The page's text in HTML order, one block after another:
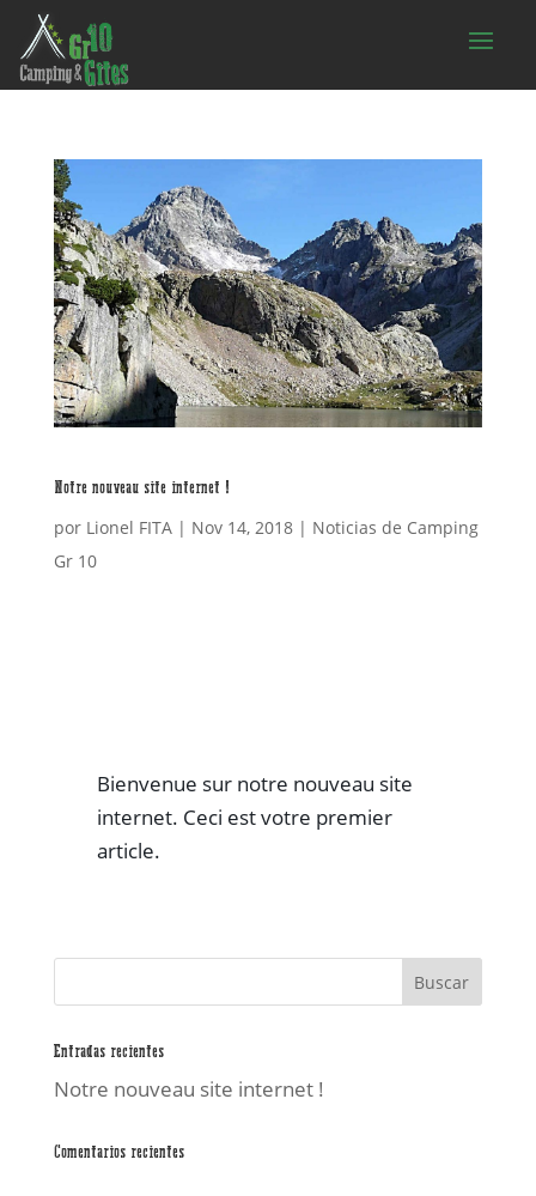
Notre nouveau site internet !
por Lionel FITA| Nov 14, 2018| Noticias de Camping
Gr 10
Bienvenue sur notre nouveau site
internet. Ceci est votre premier
article.
Entradas recientes
Notre nouveau site internet !
Comentarios recientes